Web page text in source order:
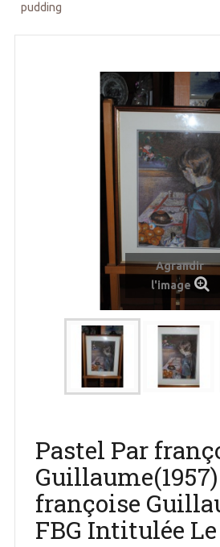
pudding
Agrandir
l'image
Pastel Par
françoise
FBG Intitulée